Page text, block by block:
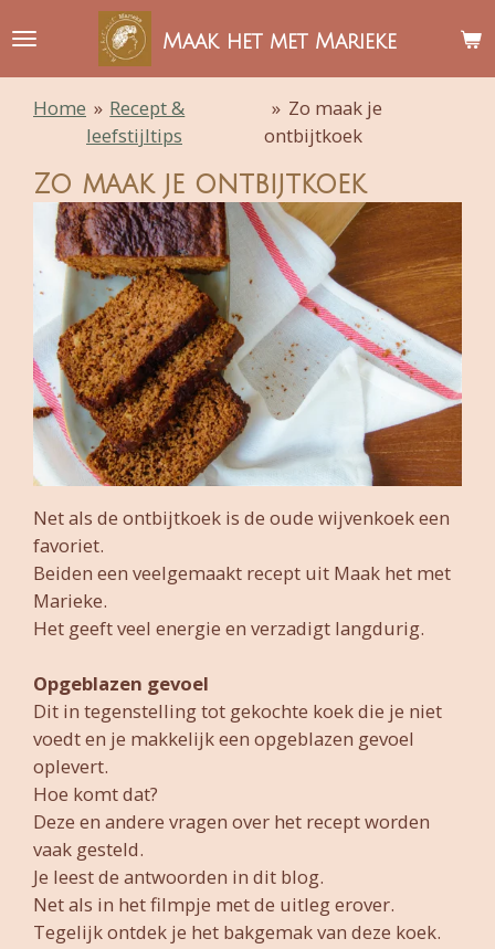
direct
naar
hoofdinhoud
Maak het met Marieke
Home » Recept &
leefstijltips
» Zo maak je
ontbijtkoek
Zo maak je ontbijtkoek
Net als de ontbijtkoek is de oude wijvenkoek een
favoriet.
Beiden een veelgemaakt recept uit Maak het met
Marieke.
Het geeft veel energie en verzadigt langdurig.
Opgeblazen gevoel
Dit in tegenstelling tot gekochte koek die je niet
voedt en je makkelijk een opgeblazen gevoel
oplevert.
Hoe komt dat?
Deze en andere vragen over het recept worden
vaak gesteld.
Je leest de antwoorden in dit blog.
Net als in het filmpje met de uitleg erover.
Tegelijk ontdek je het bakgemak van deze koek.